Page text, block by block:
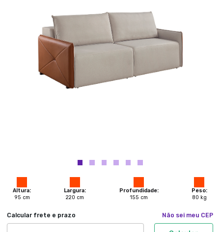
Altura:
95 cm
Largura:
220 cm
Profundidade:
155 cm
Peso:
80 kg
Calcular frete e prazo Não sei meu CEP